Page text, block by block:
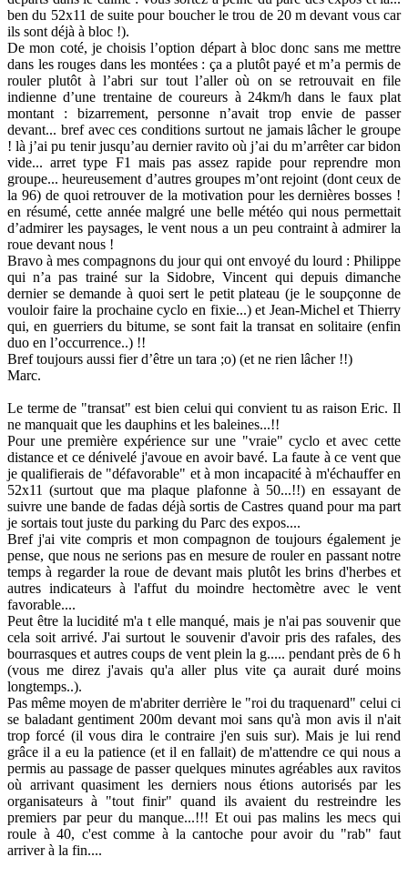
ben du 52x11 de suite pour boucher le trou de 20 m devant vous car
ils sont déjà à bloc !).
De mon coté, je choisis l’option départ à bloc donc sans me mettre
dans les rouges dans les montées : ça a plutôt payé et m’a permis de
rouler plutôt à l’abri sur tout l’aller où on se retrouvait en file
indienne d’une trentaine de coureurs à 24km/h dans le faux plat
montant : bizarrement, personne n’avait trop envie de passer
devant... bref avec ces conditions surtout ne jamais lâcher le groupe
! là j’ai pu tenir jusqu’au dernier ravito où j’ai du m’arrêter car bidon
vide... arret type F1 mais pas assez rapide pour reprendre mon
groupe... heureusement d’autres groupes m’ont rejoint (dont ceux de
la 96) de quoi retrouver de la motivation pour les dernières bosses !
en résumé, cette année malgré une belle météo qui nous permettait
d’admirer les paysages, le vent nous a un peu contraint à admirer la
roue devant nous !
Bravo à mes compagnons du jour qui ont envoyé du lourd : Philippe
qui n’a pas trainé sur la Sidobre, Vincent qui depuis dimanche
dernier se demande à quoi sert le petit plateau (je le soupçonne de
vouloir faire la prochaine cyclo en fixie...) et Jean-Michel et Thierry
qui, en guerriers du bitume, se sont fait la transat en solitaire (enfin
duo en l’occurrence..) !!
Bref toujours aussi fier d’être un tara ;o) (et ne rien lâcher !!)
Marc.
Le terme de "transat" est bien celui qui convient tu as raison Eric. Il
ne manquait que les dauphins et les baleines...!!
Pour une première expérience sur une "vraie" cyclo et avec cette
distance et ce dénivelé j'avoue en avoir bavé. La faute à ce vent que
je qualifierais de "défavorable" et à mon incapacité à m'échauffer en
52x11 (surtout que ma plaque plafonne à 50...!!) en essayant de
suivre une bande de fadas déjà sortis de Castres quand pour ma part
je sortais tout juste du parking du Parc des expos....
Bref j'ai vite compris et mon compagnon de toujours également je
pense, que nous ne serions pas en mesure de rouler en passant notre
temps à regarder la roue de devant mais plutôt les brins d'herbes et
autres indicateurs à l'affut du moindre hectomètre avec le vent
favorable....
Peut être la lucidité m'a t elle manqué, mais je n'ai pas souvenir que
cela soit arrivé. J'ai surtout le souvenir d'avoir pris des rafales, des
bourrasques et autres coups de vent plein la g..... pendant près de 6 h
(vous me direz j'avais qu'a aller plus vite ça aurait duré moins
longtemps..).
Pas même moyen de m'abriter derrière le "roi du traquenard" celui ci
se baladant gentiment 200m devant moi sans qu'à mon avis il n'ait
trop forcé (il vous dira le contraire j'en suis sur). Mais je lui rend
grâce il a eu la patience (et il en fallait) de m'attendre ce qui nous a
permis au passage de passer quelques minutes agréables aux ravitos
où arrivant quasiment les derniers nous étions autorisés par les
organisateurs à "tout finir" quand ils avaient du restreindre les
premiers par peur du manque...!!! Et oui pas malins les mecs qui
roule à 40, c'est comme à la cantoche pour avoir du "rab" faut
arriver à la fin....